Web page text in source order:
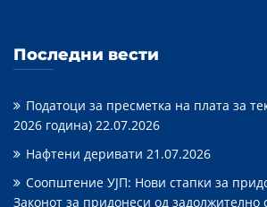
Последни вести
Податоци за пресметка на плата за
2026 година) 22.07.2026
Нафтени деривати 21.07.2026
Соопштение УЈП: Нови стапки за
Законот за придонеси од задолжително